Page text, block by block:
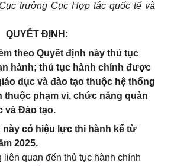
trưởng Cục Hợp tác quốc tế và
QUYẾT ĐỊNH:
theo Quyết định này thủ tục
hành; thủ tục hành chính được
dục và đào tạo thuộc hệ thống
thuộc phạm vi, chức năng quản
và Đào tạo.
này có hiệu lực thi hành kể từ
2025.
liên quan đến thủ tục hành chính